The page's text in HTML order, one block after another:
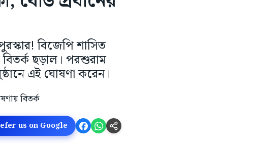
বিজেপি শাসিত
বিতর্ক ছড়াল। পরশুরাম
এই ঘোষণা করেন।
us on Google